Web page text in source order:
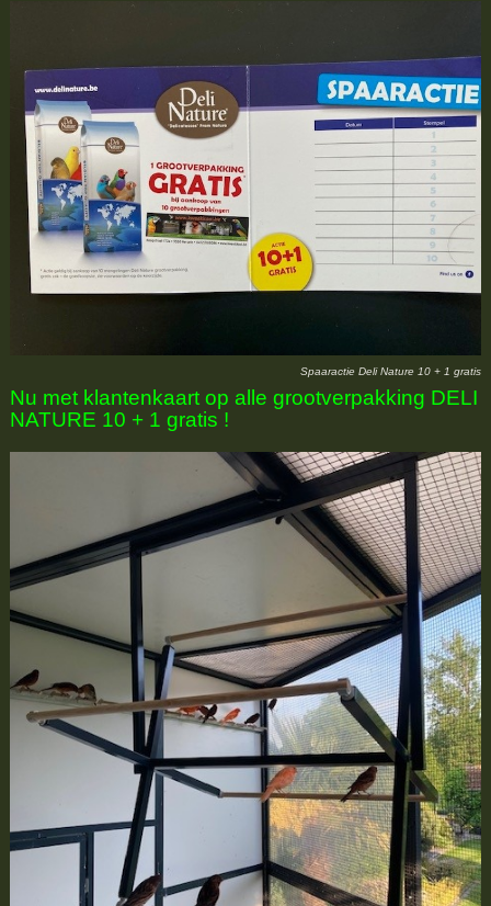
Spaaractie Deli Nature 10 + 1 gratis
Nu met klantenkaart op alle grootverpakking DELI
NATURE 10 + 1 gratis !